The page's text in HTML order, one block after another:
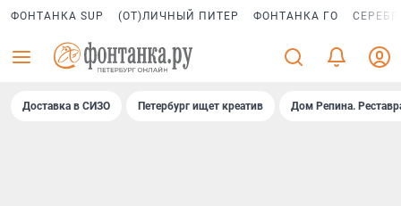
ФОНТАНКА SUP (ОТ)ЛИЧНЫЙ ПИТЕР ФОНТАНКА ГО
Доставка в СИЗО Петербург ищет креатив Дом Репина.